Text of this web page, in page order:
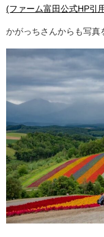
(ファーム富田公式HP引
かがっちさんからも写真